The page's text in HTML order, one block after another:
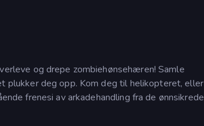
og drepe zombiehønsehæren! Samle
plukker deg opp. Kom deg til helikopteret, eller
frenesi av arkadehandling fra de ønnsikrede